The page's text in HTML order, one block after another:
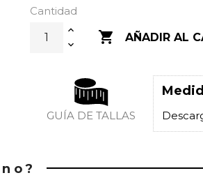
Cantidad
 AÑADIR AL
GUÍA DE TALLAS